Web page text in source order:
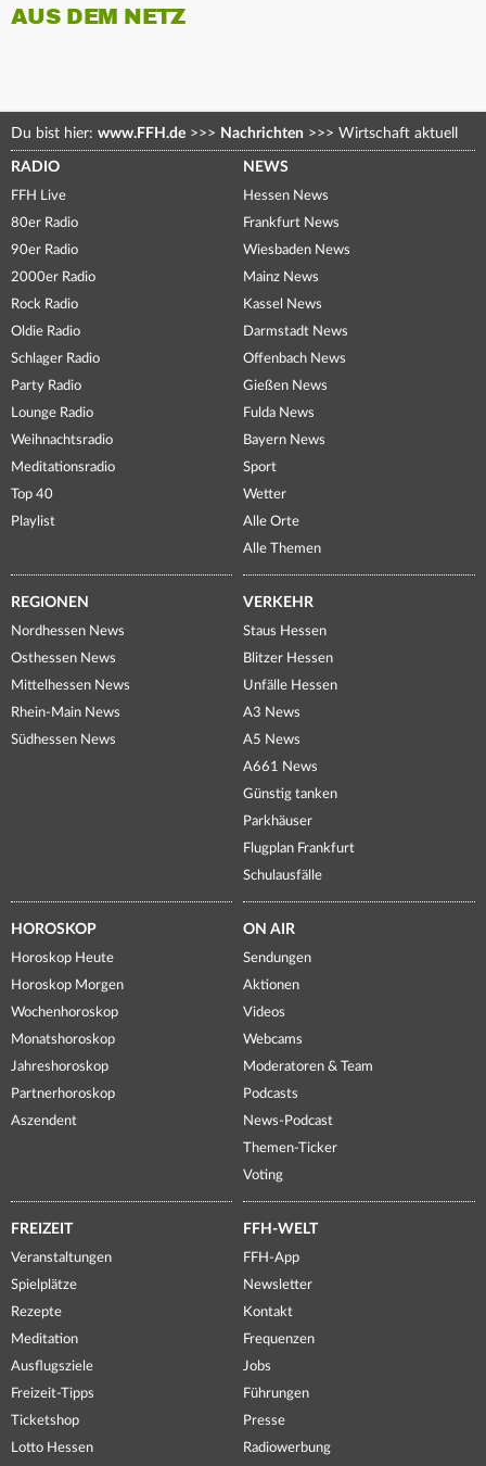
AUS DEM NETZ
Du bist hier: www.FFH.de >>> Nachrichten >>> Wirtschaft aktuell
RADIO
FFH Live
80er Radio
90er Radio
2000er Radio
Rock Radio
Oldie Radio
Schlager Radio
Party Radio
Lounge Radio
Weihnachtsradio
Meditationsradio
Top 40
Playlist
NEWS
Hessen News
Frankfurt News
Wiesbaden News
Mainz News
Kassel News
Darmstadt News
Offenbach News
Gießen News
Fulda News
Bayern News
Sport
Wetter
Alle Orte
Alle Themen
REGIONEN
Nordhessen News
Osthessen News
Mittelhessen News
Rhein-Main News
Südhessen News
VERKEHR
Staus Hessen
Blitzer Hessen
Unfälle Hessen
A3 News
A5 News
A661 News
Günstig tanken
Parkhäuser
Flugplan Frankfurt
Schulausfälle
HOROSKOP
Horoskop Heute
Horoskop Morgen
Wochenhoroskop
Monatshoroskop
Jahreshoroskop
Partnerhoroskop
Aszendent
ON AIR
Sendungen
Aktionen
Videos
Webcams
Moderatoren & Team
Podcasts
News-Podcast
Themen-Ticker
Voting
FREIZEIT
Veranstaltungen
Spielplätze
Rezepte
Meditation
Ausflugsziele
Freizeit-Tipps
Ticketshop
Lotto Hessen
FFH-WELT
FFH-App
Newsletter
Kontakt
Frequenzen
Jobs
Führungen
Presse
Radiowerbung